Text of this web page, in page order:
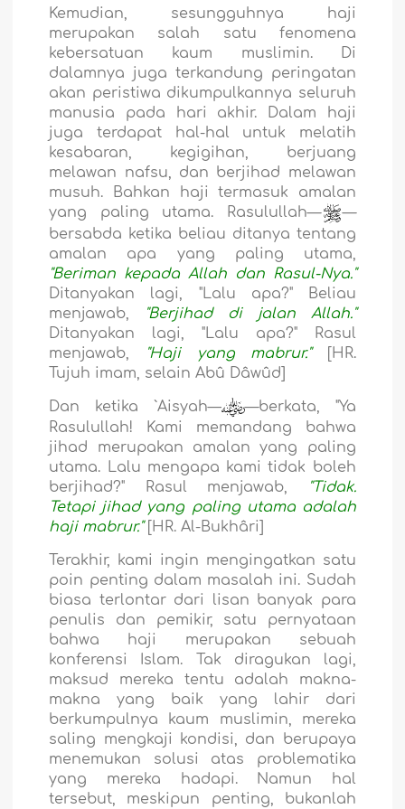
Kemudian, sesungguhnya haji
merupakan salah satu fenomena
kebersatuan kaum muslimin. Di
dalamnya juga terkandung peringatan
akan peristiwa dikumpulkannya seluruh
manusia pada hari akhir. Dalam haji
juga terdapat hal-hal untuk melatih
kesabaran, kegigihan, berjuang
melawan nafsu, dan berjihad melawan
musuh. Bahkan haji termasuk amalan
yang paling utama. Rasulullah—
—
bersabda ketika beliau ditanya tentang
amalan apa yang paling utama,
"Beriman kepada Allah dan Rasul-Nya."
Ditanyakan lagi, "Lalu apa?" Beliau
menjawab,
"Berjihad di jalan Allah."
Ditanyakan lagi, "Lalu apa?" Rasul
menjawab,
"Haji yang mabrur."[HR.
Tujuh imam, selain Abû Dâwûd]
Dan ketika `Aisyah—
—berkata, "Ya
Rasulullah! Kami memandang bahwa
jihad merupakan amalan yang paling
utama. Lalu mengapa kami tidak boleh
berjihad?" Rasul menjawab,
"Tidak.
Tetapi jihad yang paling utama adalah
haji mabrur."[HR. Al-Bukhâri]
Terakhir, kami ingin mengingatkan satu
poin penting dalam masalah ini. Sudah
biasa terlontar dari lisan banyak para
penulis dan pemikir, satu pernyataan
bahwa haji merupakan sebuah
konferensi Islam. Tak diragukan lagi,
maksud mereka tentu adalah makna-
makna yang baik yang lahir dari
berkumpulnya kaum muslimin, mereka
saling mengkaji kondisi, dan berupaya
menemukan solusi atas problematika
yang mereka hadapi. Namun hal
tersebut, meskipun penting, bukanlah